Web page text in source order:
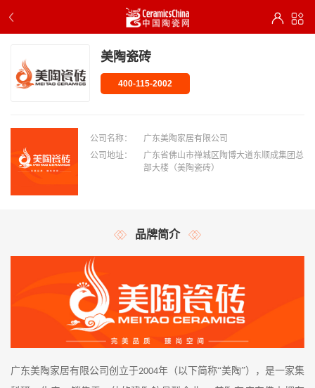
美陶瓷砖
400-115-2002
公司名称：
广东美陶家居有限公司
公司地址：
广东省佛山市禅城区陶博大道东顺成集团总
部大楼（美陶瓷砖）
品牌简介
广东美陶家居有限公司创立于2004年（以下简称“美陶”），是一家集